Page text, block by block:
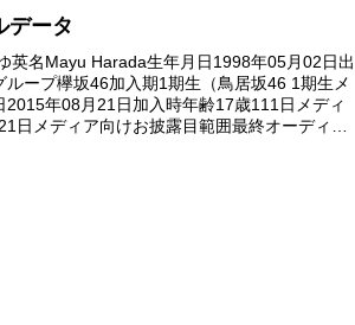
データ
英名Mayu Harada生年月日1998年05月02日出
ープ欅坂46加入期1期生（鳥居坂46 1期生メ
2015年08月21日加入時年齢17歳111日メディ
日メディア向けお披露目範囲最終オーディシ